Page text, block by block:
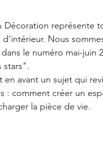
Décoration représente
Nous
le numéro mai-juin
stars".
avant un sujet qui
: comment créer un
la pièce de vie.